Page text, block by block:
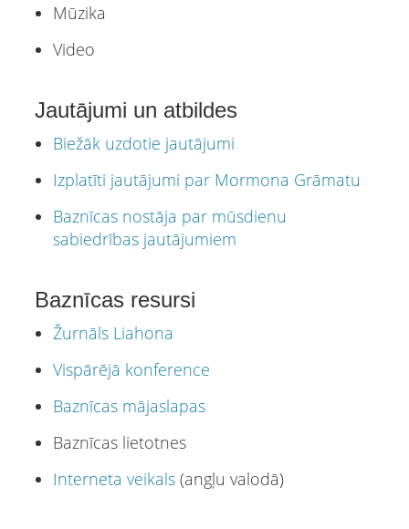
Mūzika
Video
Jautājumi un atbildes
Biežāk uzdotie jautājumi
Izplatīti jautājumi par Mormona Grāmatu
Baznīcas nostāja par mūsdienu
sabiedrības jautājumiem
Baznīcas resursi
Žurnāls Liahona
Vispārējā konference
Baznīcas mājaslapas
Baznīcas lietotnes
Interneta veikals(angļu valodā)